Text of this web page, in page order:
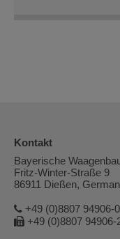
Kontakt
Bayerische
Fritz-Winter-Straße 9
86911 Dießen,
+49 (0)8807 94906-0
+49 (0)8807 94906-